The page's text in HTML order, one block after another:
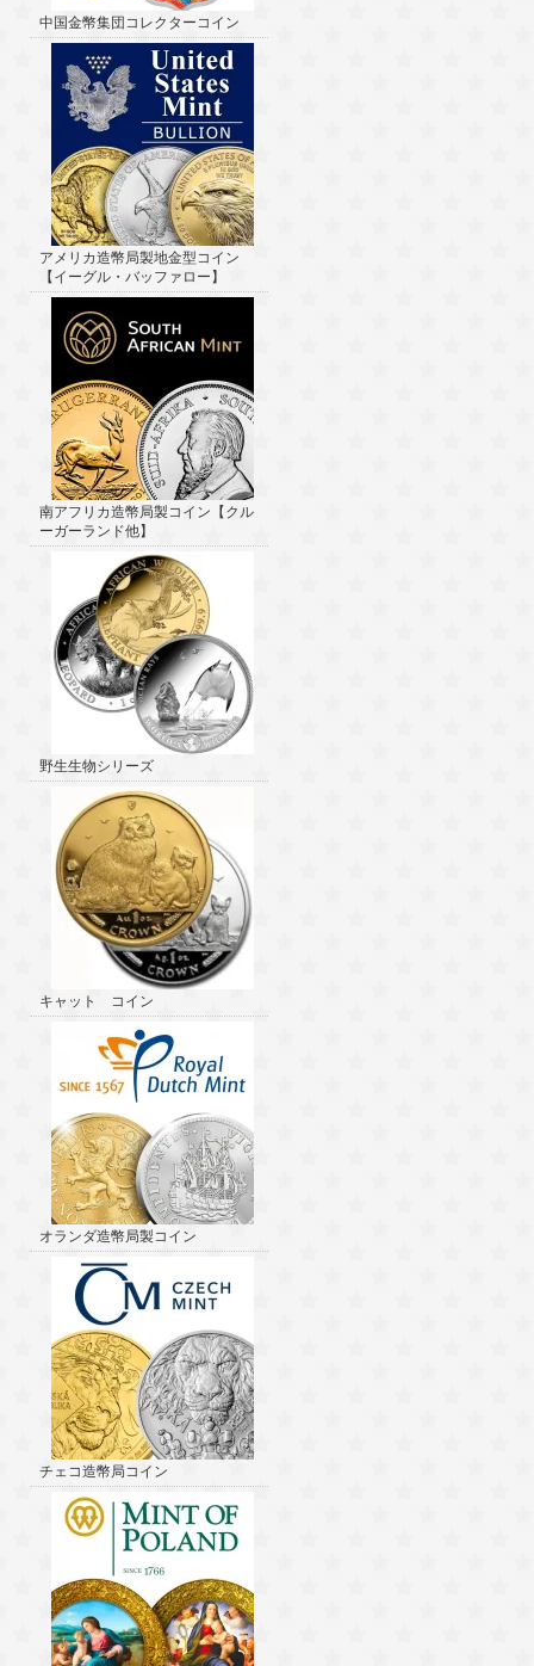
中国金幣集団コレクターコイン
アメリカ造幣局製地金型コイン
【イーグル・バッファロー】
南アフリカ造幣局製コイン【クル
ーガーランド他】
野生生物シリーズ
キャット コイン
オランダ造幣局製コイン
チェコ造幣局コイン